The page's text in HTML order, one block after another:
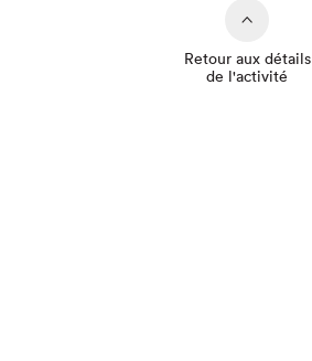
Retour aux détails
de l'activité